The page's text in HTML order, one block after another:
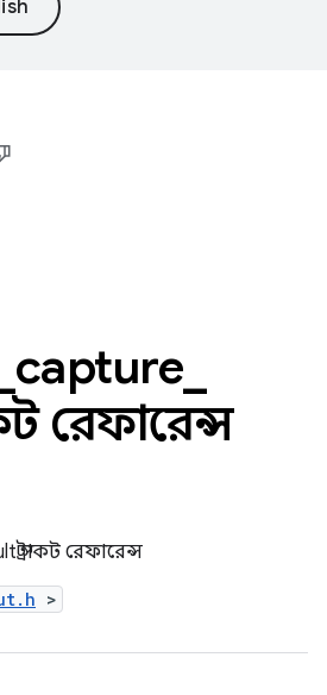
capture
রেফারেন্স
রেফারেন্স
>